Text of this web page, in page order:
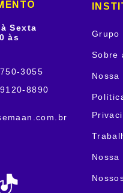
Sexta
às
3055
8890
Grupo
Sobre
Nossa
Nossa